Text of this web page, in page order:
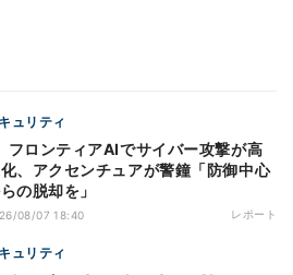
ュリティ
、アクセンチュアが警鐘「防御中心
の脱却を」
08/07 18:40 レポート
ュリティ